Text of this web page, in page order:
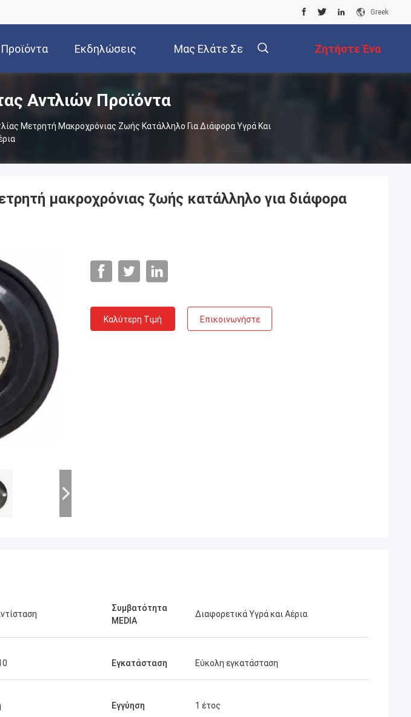
Greek
Προϊόντα Εκδηλώσεις Μας Ελάτε Σε Ζητήστε Ένα
Απόσπασμα
Αντλιών Προϊόντα
Μετρητή Μακροχρόνιας Ζωής Κατάλληλο Για Διάφορα Υγρά Και
μακροχρόνιας ζωής κατάλληλο για διάφορα
Καλύτερη Τιμή Επικοινωνήστε
Συμβατότητα
MEDIA
Διαφορετικά Υγρά και Αέρια
Εγκατάσταση Εύκολη εγκατάσταση
Εγγύηση 1 έτος